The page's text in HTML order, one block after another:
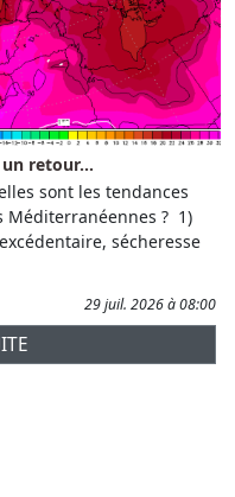
retour...
sont les tendances
Méditerranéennes ? 1)
sécheresse
29 juil. 2026 à 08:00